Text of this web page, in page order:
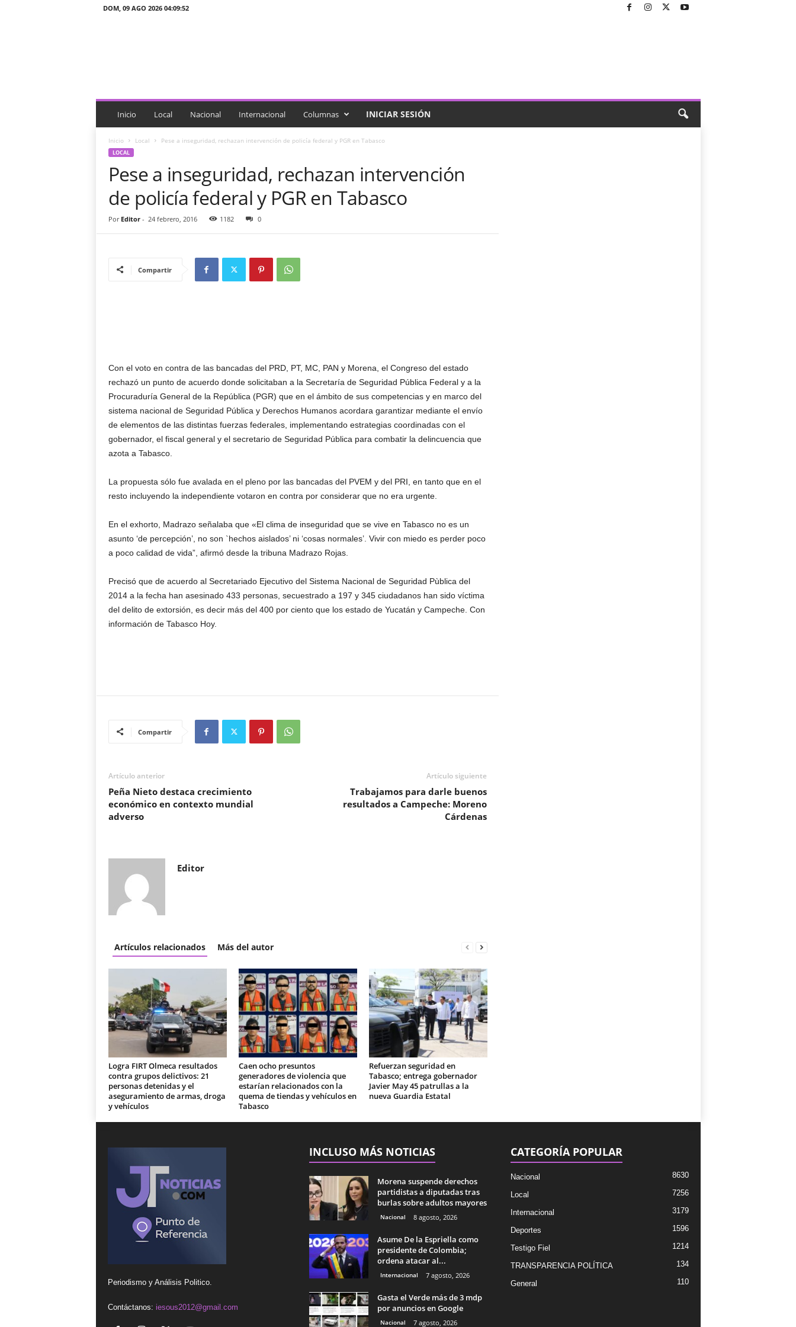
DOM, 09 AGO 2026 04:09:52
c
a
Inicio Local Nacional Internacional Columnas INICIAR SESIÓN
Inicio Local Pese a inseguridad, rechazan intervención de policía federal y PGR en Tabasco
LOCAL
Pese a inseguridad, rechazan intervención
de policía federal y PGR en Tabasco
Por Editor- 24 febrero, 2016 1182 0
Compartir
Con el voto en contra de las bancadas del PRD, PT, MC, PAN y Morena, el Congreso del estado
rechazó un punto de acuerdo donde solicitaban a la Secretaría de Seguridad Pública Federal y a la
Procuraduría General de la República (PGR) que en el ámbito de sus competencias y en marco del
sistema nacional de Seguridad Pública y Derechos Humanos acordara garantizar mediante el envío
de elementos de las distintas fuerzas federales, implementando estrategias coordinadas con el
gobernador, el fiscal general y el secretario de Seguridad Pública para combatir la delincuencia que
azota a Tabasco.
La propuesta sólo fue avalada en el pleno por las bancadas del PVEM y del PRI, en tanto que en el
resto incluyendo la independiente votaron en contra por considerar que no era urgente.
En el exhorto, Madrazo señalaba que «El clima de inseguridad que se vive en Tabasco no es un
asunto ‘de percepción’, no son `hechos aislados’ ni ‘cosas normales’. Vivir con miedo es perder poco
a poco calidad de vida”, afirmó desde la tribuna Madrazo Rojas.
Precisó que de acuerdo al Secretariado Ejecutivo del Sistema Nacional de Seguridad Pùblica del
2014 a la fecha han asesinado 433 personas, secuestrado a 197 y 345 ciudadanos han sido víctima
del delito de extorsión, es decir más del 400 por ciento que los estado de Yucatán y Campeche. Con
información de Tabasco Hoy.
Compartir
Artículo anterior
Peña Nieto destaca crecimiento
económico en contexto mundial
adverso
Artículo siguiente
Trabajamos para darle buenos
resultados a Campeche: Moreno
Cárdenas
Editor
Artículos relacionados Más del autor
Logra FIRT Olmeca resultados
contra grupos delictivos: 21
personas detenidas y el
aseguramiento de armas, droga
y vehículos
Caen ocho presuntos
generadores de violencia que
estarían relacionados con la
quema de tiendas y vehículos en
Tabasco
Refuerzan seguridad en
Tabasco; entrega gobernador
Javier May 45 patrullas a la
nueva Guardia Estatal
Periodismo y Análisis Politico.
Contáctanos: iesous2012@gmail.com
INCLUSO MÁS NOTICIAS
Morena suspende derechos
partidistas a diputadas tras
burlas sobre adultos mayores
Nacional 8 agosto, 2026
Asume De la Espriella como
presidente de Colombia;
ordena atacar al...
Internacional 7 agosto, 2026
Gasta el Verde más de 3 mdp
por anuncios en Google
Nacional 7 agosto, 2026
CATEGORÍA POPULAR
Nacional 8630
Local 7256
Internacional 3179
Deportes 1596
Testigo Fiel 1214
TRANSPARENCIA POLÍTICA 134
General 110